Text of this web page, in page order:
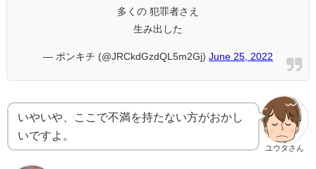
多くの 犯罪者さえ
生み出した
— ポンキチ (@JRCkdGzdQL5m2Gj) June 25, 2022
ユウタさん
いやいや、ここで不満を持たない方がおかし
いですよ。